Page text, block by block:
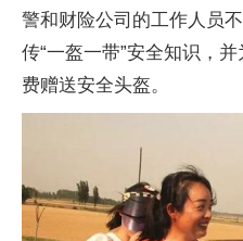
警和财险公司的工作人员
传“一盔一带”安全知识，
费赠送安全头盔。